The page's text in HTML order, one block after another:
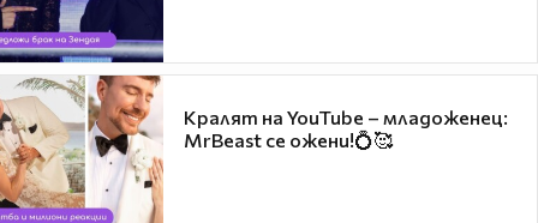
Кралят на YouTube – младоженец:
MrBeast се ожени!💍🥰